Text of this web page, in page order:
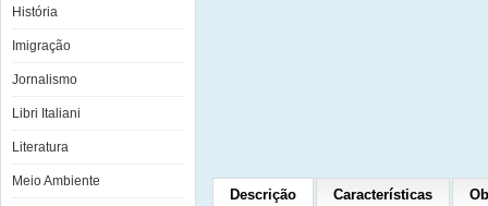
História
Imigração
Jornalismo
Libri Italiani
Literatura
Meio Ambiente
Descrição Características